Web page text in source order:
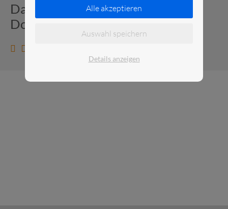
Datenblatt und zusätzliche
Dokumente
Datenblatt anzeigen
Alle akzeptieren
Auswahl speichern
Details anzeigen